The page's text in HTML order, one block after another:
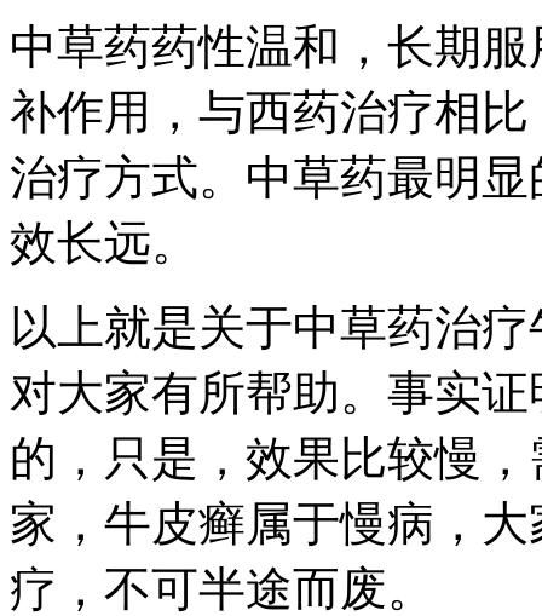
中草药药性温和，长期
补作用，与西药治疗相
治疗方式。中草药最明
效长远。
以上就是关于中草药治
对大家有所帮助。事实
的，只是，效果比较慢
家，牛皮癣属于慢病，
疗，不可半途而废。